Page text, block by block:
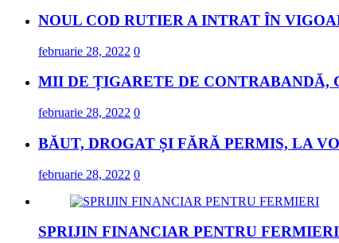
NOUL COD RUTIER A INTRAT ÎN
februarie 28, 2022 0
MII DE ȚIGARETE DE CONTRABANDĂ,
februarie 28, 2022 0
BĂUT, DROGAT ȘI FĂRĂ PERMIS, LA
februarie 28, 2022 0
SPRIJIN FINANCIAR PENTRU FERMIERI